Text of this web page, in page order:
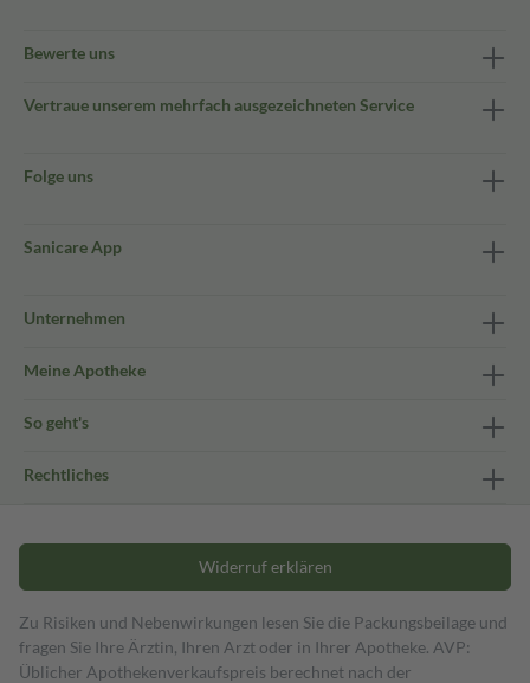
Bewerte uns
Vertraue unserem mehrfach ausgezeichneten Service
Folge uns
Sanicare App
Unternehmen
Meine Apotheke
So geht's
Rechtliches
Widerruf erklären
Zu Risiken und Nebenwirkungen lesen Sie die Packungsbeilage und
fragen Sie Ihre Ärztin, Ihren Arzt oder in Ihrer Apotheke. AVP:
Üblicher Apothekenverkaufspreis berechnet nach der